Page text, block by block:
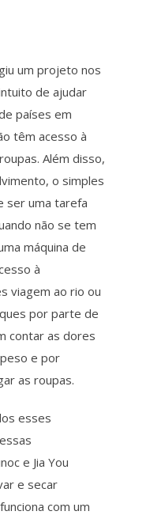
um projeto nos
de ajudar
países em
têm acesso à
Além disso,
o simples
ser uma tarefa
não se tem
máquina de
à
viagem ao rio ou
por parte de
contar as dores
e por
as roupas.
esses
e Jia You
e secar
com um